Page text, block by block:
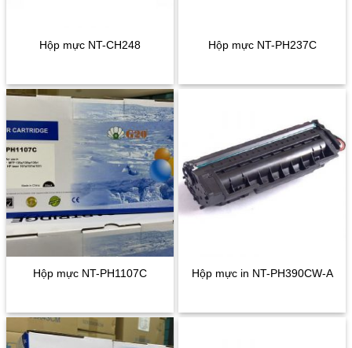
Hộp mực NT-CH248 Hộp mực NT-PH237C
Hộp mực NT-PH1107C Hộp mực in NT-PH390CW-A